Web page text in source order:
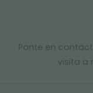
Ponte en
visita a